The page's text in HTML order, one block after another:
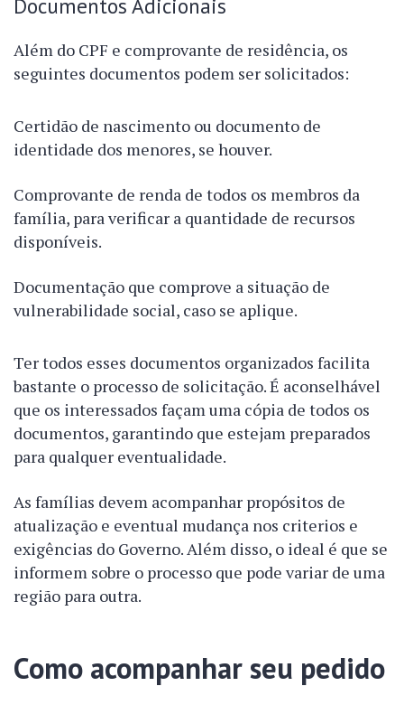
Documentos Adicionais
Além do CPF e comprovante de residência, os
seguintes documentos podem ser solicitados:
Certidão de nascimento ou documento de
identidade dos menores, se houver.
Comprovante de renda de todos os membros da
família, para verificar a quantidade de recursos
disponíveis.
Documentação que comprove a situação de
vulnerabilidade social, caso se aplique.
Ter todos esses documentos organizados facilita
bastante o processo de solicitação. É aconselhável
que os interessados façam uma cópia de todos os
documentos, garantindo que estejam preparados
para qualquer eventualidade.
As famílias devem acompanhar propósitos de
atualização e eventual mudança nos criterios e
exigências do Governo. Além disso, o ideal é que se
informem sobre o processo que pode variar de uma
região para outra.
Como acompanhar seu pedido